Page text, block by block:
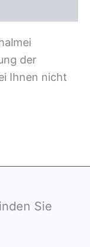
der
Ihnen nicht
Sie